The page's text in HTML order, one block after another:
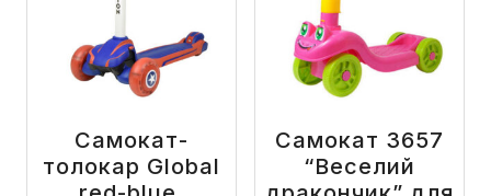
Самокат-
толокар Global
Самокат 3657
“Веселий